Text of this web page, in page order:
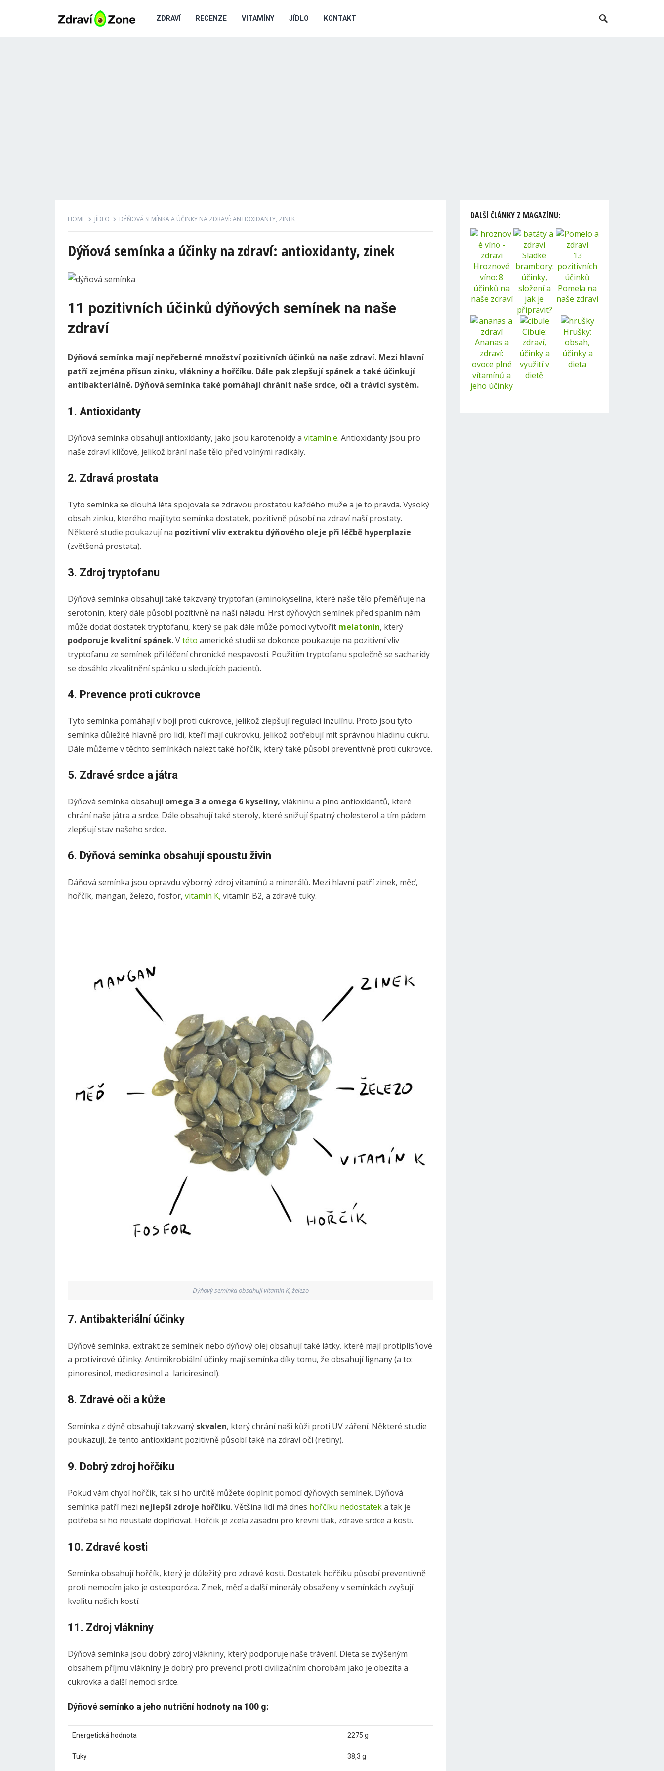
ZDRAVÍ RECENZE VITAMÍNY JÍDLO KONTAKT
HOME JÍDLO DÝŇOVÁ SEMÍNKA A ÚČINKY NA ZDRAVÍ: ANTIOXIDANTY, ZINEK
Dýňová semínka a účinky na zdraví: antioxidanty, zinek
11 pozitivních účinků dýňových semínek na naše
zdraví
Dýňová semínka mají nepřeberné množství pozitivních účinků na naše zdraví. Mezi hlavní
patří zejména přísun zinku, vlákniny a hořčíku. Dále pak zlepšují spánek a také účinkují
antibakteriálně. Dýňová semínka také pomáhají chránit naše srdce, oči a trávící systém.
1. Antioxidanty
Dýňová semínka obsahují antioxidanty, jako jsou karotenoidy a vitamín e. Antioxidanty jsou pro
naše zdraví klíčové, jelikož brání naše tělo před volnými radikály.
2. Zdravá prostata
Tyto semínka se dlouhá léta spojovala se zdravou prostatou každého muže a je to pravda. Vysoký
obsah zinku, kterého mají tyto semínka dostatek, pozitivně působí na zdraví naší prostaty.
Některé studie poukazují na pozitivní vliv extraktu dýňového oleje při léčbě hyperplazie
(zvětšená prostata).
3. Zdroj tryptofanu
Dýňová semínka obsahují také takzvaný tryptofan (aminokyselina, které naše tělo přeměňuje na
serotonin, který dále působí pozitivně na naši náladu. Hrst dýňových semínek před spaním nám
může dodat dostatek tryptofanu, který se pak dále může pomoci vytvořit melatonin, který
podporuje kvalitní spánek. Vtéto americké studii se dokonce poukazuje na pozitivní vliv
tryptofanu ze semínek při léčení chronické nespavosti. Použitím tryptofanu společně se sacharidy
se dosáhlo zkvalitnění spánku u sledujících pacientů.
4. Prevence proti cukrovce
Tyto semínka pomáhají v boji proti cukrovce, jelikož zlepšují regulaci inzulínu. Proto jsou tyto
semínka důležité hlavně pro lidi, kteří mají cukrovku, jelikož potřebují mít správnou hladinu cukru.
Dále můžeme v těchto semínkách nalézt také hořčík, který také působí preventivně proti cukrovce.
5. Zdravé srdce a játra
Dýňová semínka obsahujíomega 3 a omega 6 kyseliny, vlákninu a plno antioxidantů, které
chrání naše játra a srdce. Dále obsahují také steroly, které snižují špatný cholesterol a tím pádem
zlepšují stav našeho srdce.
6. Dýňová semínka obsahují spoustu živin
Dáňová semínka jsou opravdu výborný zdroj vitamínů a minerálů. Mezi hlavní patří zinek, měď,
hořčík, mangan, železo, fosfor, vitamín K, vitamín B2, a zdravé tuky.
Dýňový semínka obsahují vitamín K, železo
7. Antibakteriální účinky
Dýňové semínka, extrakt ze semínek nebo dýňový olej obsahují také látky, které mají protiplísňové
a protivirové účinky. Antimikrobiální účinky mají semínka díky tomu, že obsahují lignany (a to:
pinoresinol, medioresinol a lariciresinol).
8. Zdravé oči a kůže
Semínka z dýně obsahují takzvaný skvalen, který chrání naši kůži proti UV záření. Některé studie
poukazují, že tento antioxidant pozitivně působí také na zdraví očí (retiny).
9. Dobrý zdroj hořčíku
Pokud vám chybí hořčík, tak si ho určitě můžete doplnit pomocí dýňových semínek. Dýňová
semínka patří mezi nejlepší zdroje hořčíku. Většina lidí má dnes hořčíku nedostateka tak je
potřeba si ho neustále doplňovat. Hořčík je zcela zásadní pro krevní tlak, zdravé srdce a kosti.
10. Zdravé kosti
Semínka obsahují hořčík, který je důležitý pro zdravé kosti. Dostatek hořčíku působí preventivně
proti nemocím jako je osteoporóza. Zinek, měď a další minerály obsaženy v semínkách zvyšují
kvalitu našich kostí.
11. Zdroj vlákniny
Dýňová semínka jsou dobrý zdroj vlákniny, který podporuje naše trávení. Dieta se zvýšeným
obsahem příjmu vlákniny je dobrý pro prevenci proti civilizačním chorobám jako je obezita a
cukrovka a další nemoci srdce.
Dýňové semínko a jeho nutriční hodnoty na 100 g:
Energetická hodnota 2275 g
Tuky 38,3 g
DALŠÍ ČLÁNKY Z MAGAZÍNU:
Hroznové
víno: 8
účinků na
naše zdraví
Sladké
brambory:
účinky,
složení a
jak je
připravit?
13
pozitivních
účinků
Pomela na
naše zdraví
Ananas a
zdraví:
ovoce plné
vítamínů a
jeho účinky
Cibule:
zdraví,
účinky a
využití v
dietě
Hrušky:
obsah,
účinky a
dieta